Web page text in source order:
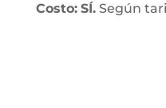
Costo: SÍ.Según